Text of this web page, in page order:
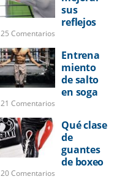
sus
reflejos
25 Comentarios
Entrena
miento
de salto
en soga
21 Comentarios
Qué clase
de
guantes
de boxeo
20 Comentarios